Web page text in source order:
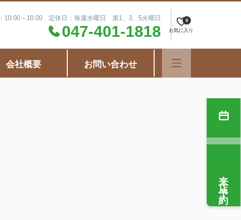
10:00～18:00 定休日：毎週水曜日 第1、3、5火曜日
047-401-1818 お気に入り
0
会社概要 お問い合わせ
来店予約